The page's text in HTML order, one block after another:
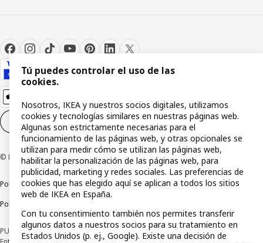
Configuración de cookies ES
© Inter IKEA Systems B.V 1999-2026
Política de privacidadPolítica de cookiesTérminos y condiciones
Política de divulgación responsable
PUBLICIDAD: *Financiación a través de la tarjeta IKEA VISA emitida por la
Tú puedes controlar el uso de las
cookies.
Nosotros, IKEA y nuestros socios digitales, utilizamos
cookies y tecnologías similares en nuestras páginas web.
Algunas son estrictamente necesarias para el
funcionamiento de las páginas web, y otras opcionales se
utilizan para medir cómo se utilizan las páginas web,
habilitar la personalización de las páginas web, para
publicidad, marketing y redes sociales. Las preferencias de
cookies que has elegido aquí se aplican a todos los sitios
web de IKEA en España.
Con tu consentimiento también nos permites transferir
algunos datos a nuestros socios para su tratamiento en
Estados Unidos (p. ej., Google). Existe una decisión de